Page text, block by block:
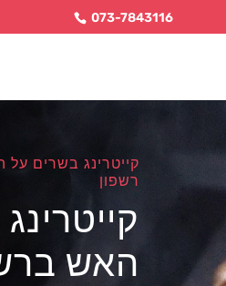
073-7843116
קייטרינג בשרים על
רשפון
האש